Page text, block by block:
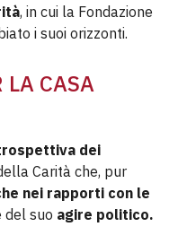
, in cui la Fondazione
i suoi orizzonti.
LA CASA
dei
Carità che, pur
nei rapporti con le
del suo agire politico.